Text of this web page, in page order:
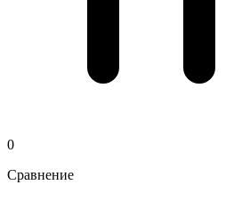
0
Сравнение